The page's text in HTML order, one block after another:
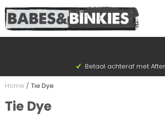
Betaal achteraf met
Home / Tie Dye
Tie Dye